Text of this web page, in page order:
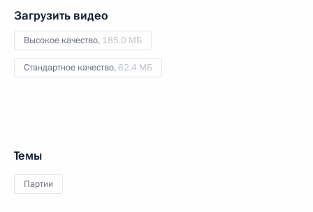
Загрузить видео
Высокое качество, 185.0 МБ
Стандартное качество,62.4 МБ
Темы
Партии